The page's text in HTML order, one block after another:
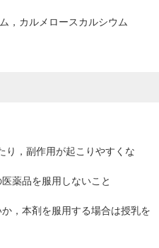
，カルメロースカルシウム
り，副作用が起こりやすくな
薬品を服用しないこと
，本剤を服用する場合は授乳を